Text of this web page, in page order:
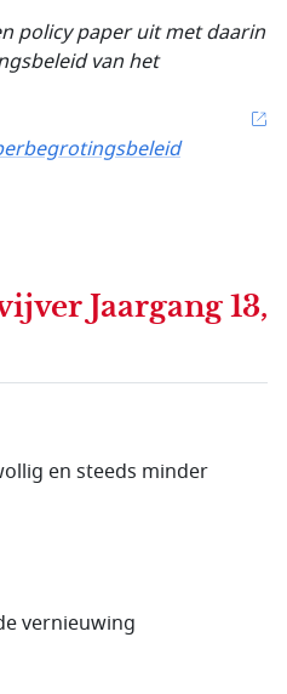
policy paper uit met daarin
van het
Jaargang 13,
en steeds minder
vernieuwing